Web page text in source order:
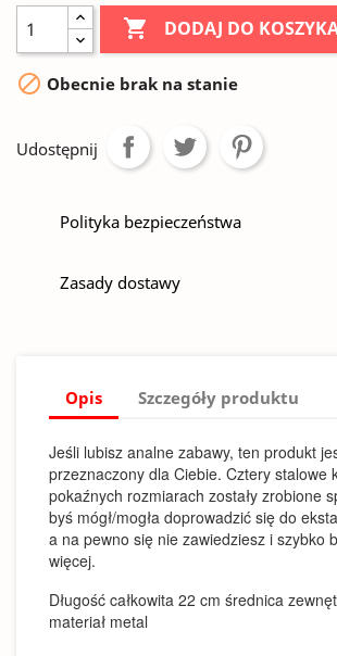
 DODAJ DO
 Obecnie brak na stanie
Udostępnij
Polityka bezpieczeństwa
Zasady dostawy
Opis Szczegóły produktu
Jeśli lubisz analne zabawy, ten produkt
przeznaczony dla Ciebie. Cztery stalowe
pokaźnych rozmiarach zostały zrobione
byś mógł/mogła doprowadzić się do
a na pewno się nie zawiedziesz i szybko
więcej.
Długość całkowita 22 cm średnica
materiał metal